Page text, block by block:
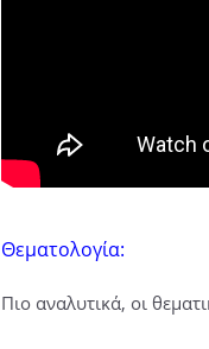
Θεματολογία:
Πιο αναλυτικά, οι